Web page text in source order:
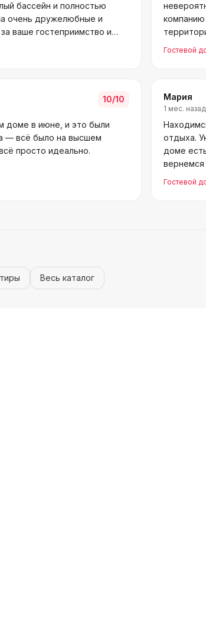
бассейн и полностью
очень дружелюбные и
ваше гостеприимство и
будем
Гостевой
10/10
доме в июне, и это были
— всё было на высшем
просто идеально.
Мария
1 мес. назад
отдыха.
доме
вернемся
Гостевой
Весь каталог